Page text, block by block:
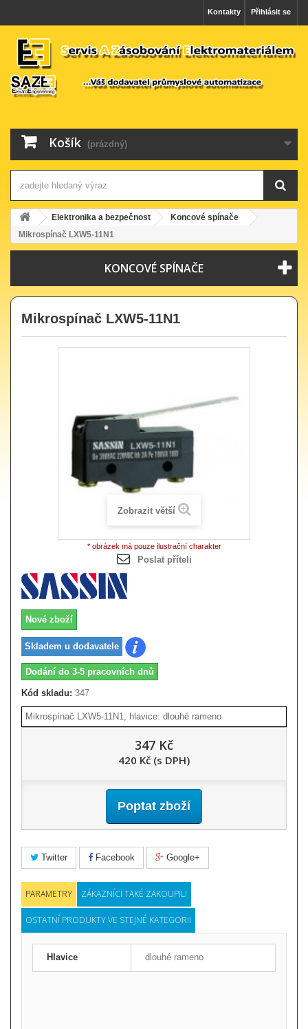
Přihlásit se
Kontakty
Košík (prázdný)
Elektronika a bezpečnost
Koncové spínače
Mikrospínač LXW5-11N1
KONCOVÉ SPÍNAČE
Mikrospínač LXW5-11N1
Zobrazit větší
* obrázek má pouze ilustrační charakter
Poslat příteli
Nové zboží
Skladem u dodavatele
Dodání do 3-5 pracovních dnů
Kód skladu: 347
Mikrospínač LXW5-11N1, hlavice: dlouhé rameno
347 Kč
420 Kč (s DPH)
Poptat zboží
Twitter Facebook Google+
PARAMETRY ZÁKAZNÍCI TAKÉ ZAKOUPILI
OSTATNÍ PRODUKTY VE STEJNÉ KATEGORII
Hlavice dlouhé rameno